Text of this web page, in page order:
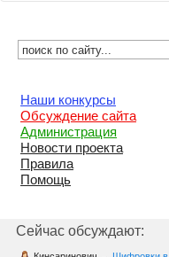
Наши конкурсы
Обсуждение сайта
Администрация
Новости проекта
Правила
Помощь
Сейчас обсуждают: